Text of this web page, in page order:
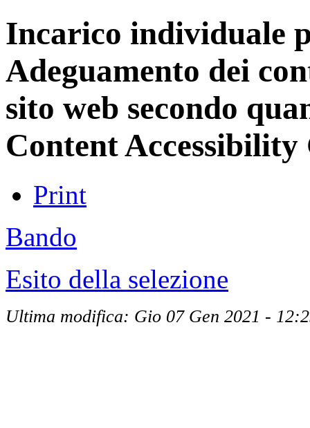
Incarico individuale
Adeguamento dei
sito web secondo
Content
Print
Bando
Esito della selezione
Ultima modifica: Gio 07 Gen 2021 -